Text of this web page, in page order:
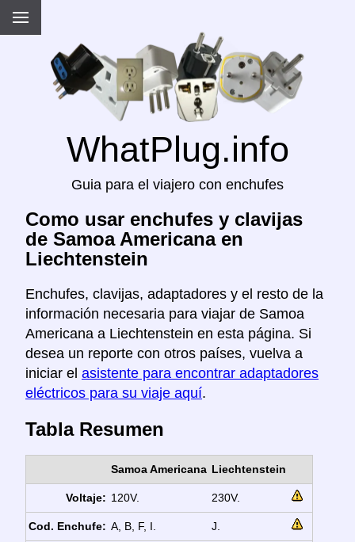
WhatPlug.info
Guia para el viajero con enchufes
Como usar enchufes y clavijas
de Samoa Americana en
Liechtenstein
Enchufes, clavijas, adaptadores y el resto de la
información necesaria para viajar de Samoa
Americana a Liechtenstein en esta página. Si
desea un reporte con otros países, vuelva a
iniciar el asistente para encontrar adaptadores
eléctricos para su viaje aquí.
Tabla Resumen
Samoa Americana Liechtenstein
Voltaje: 120V. 230V.
Cod. Enchufe: A, B, F, I. J.